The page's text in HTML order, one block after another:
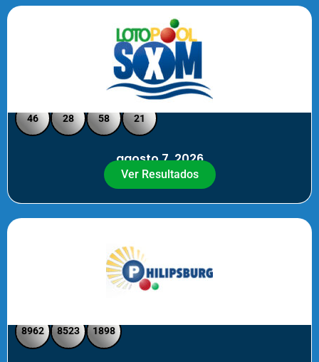
Loto Pool SXM - Medio Día
46 28 58 21
agosto 7, 2026
Ver Resultados
8962 8523 1898